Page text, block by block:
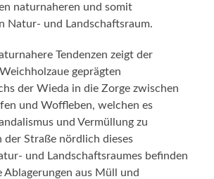
naturnaheren und somit
Natur- und Landschaftsraum.
Tendenzen zeigt der
geprägten
der Wieda in die Zorge zwischen
und Woffleben, welchen es
und Vermüllung zu
der Straße nördlich dieses
und Landschaftsraumes befinden
Ablagerungen aus Müll und